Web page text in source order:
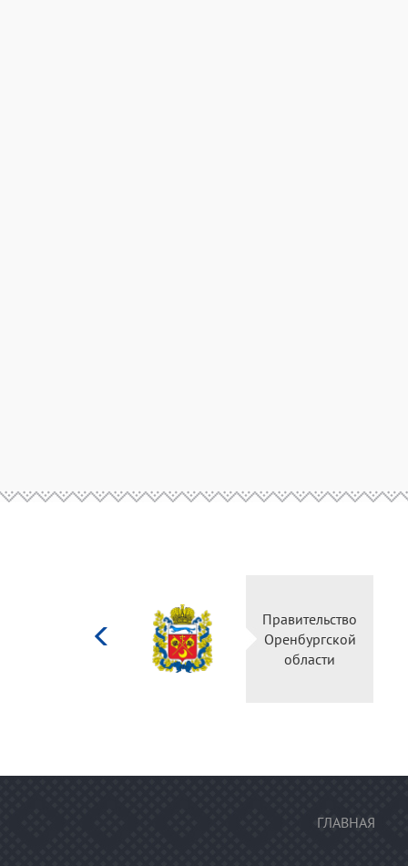
Министерство
культуры
Российской
федерации
ГЛАВНАЯ